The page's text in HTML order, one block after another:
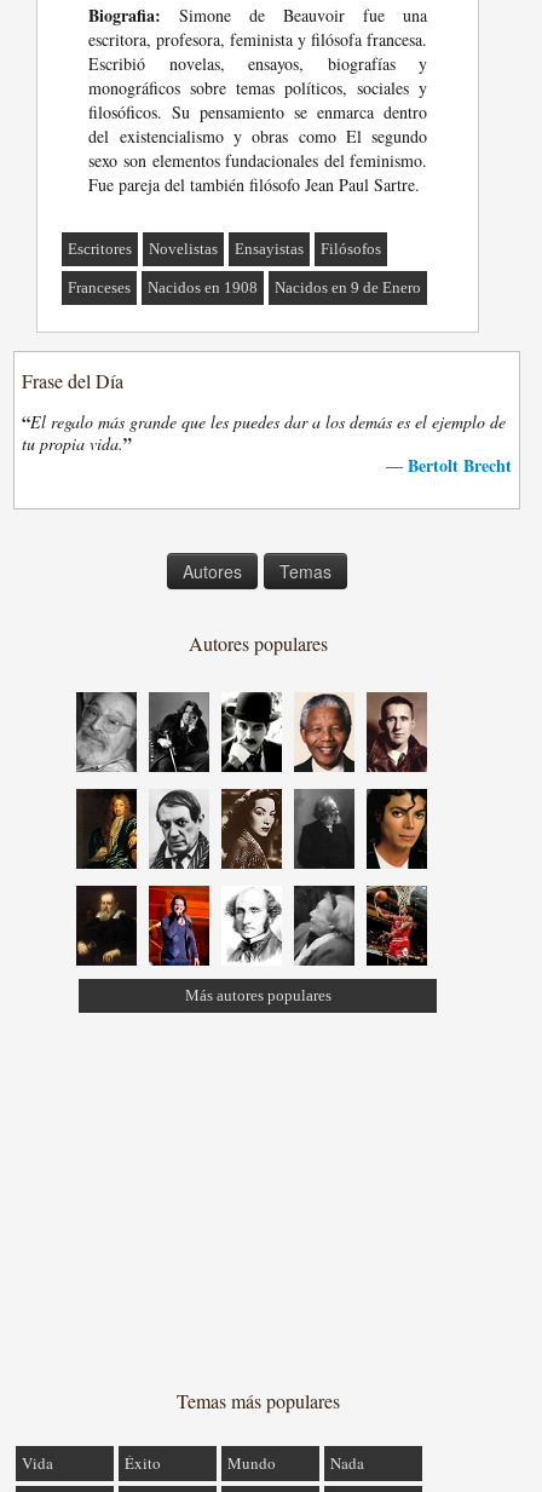
Biografia: Simone de Beauvoir fue una
escritora, profesora, feminista y filósofa francesa.
Escribió novelas, ensayos, biografías y
monográficos sobre temas políticos, sociales y
filosóficos. Su pensamiento se enmarca dentro
del existencialismo y obras como El segundo
sexo son elementos fundacionales del feminismo.
Fue pareja del también filósofo Jean Paul Sartre.
Escritores Novelistas Ensayistas Filósofos
Franceses Nacidos en 1908 Nacidos en 9 de Enero
Frase del Día
“El regalo más grande que les puedes dar a los demás es el ejemplo de
tu propia vida.”
— Bertolt Brecht
Autores Temas
Autores populares
Más autores populares
Temas más populares
Vida Éxito Mundo Nada